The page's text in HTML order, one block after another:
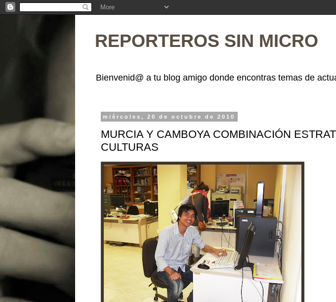
REPORTEROS SIN MICRO
Bienvenid@ a tu blog amigo donde encontras temas de
miércoles, 20 de octubre de 2010
MURCIA Y CAMBOYA COMBINACIÓN
CULTURAS